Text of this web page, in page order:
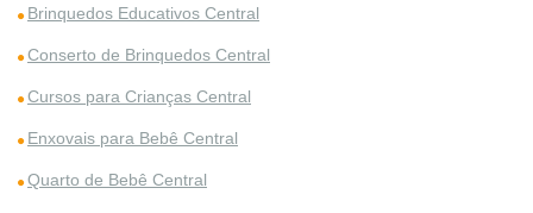
Brinquedos Educativos Central
Conserto de Brinquedos Central
Cursos para Crianças Central
Enxovais para Bebê Central
Quarto de Bebê Central